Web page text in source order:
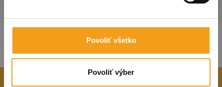
Povoliť všetko
Povoliť výber